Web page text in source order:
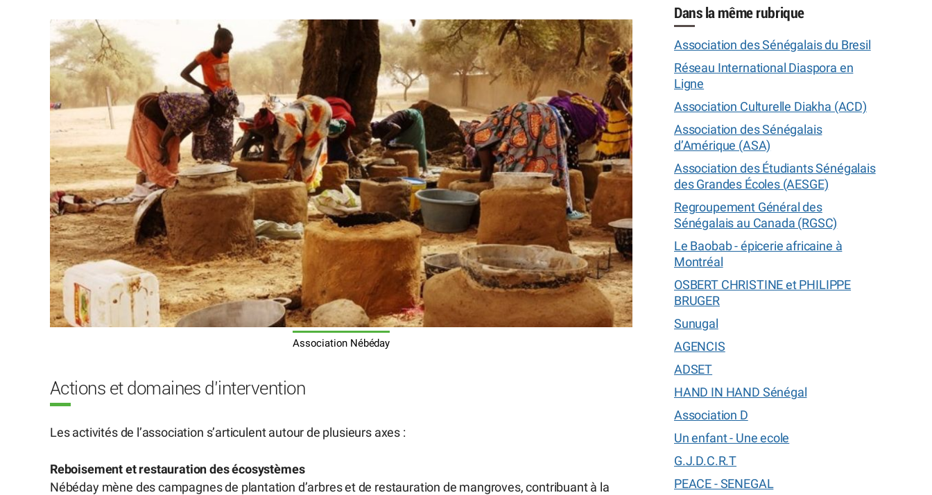
Association Nébéday
Actions et domaines d’intervention
Les activités de l’association s’articulent autour de plusieurs axes :
Reboisement et restauration des écosystèmes
Nébéday mène des campagnes de plantation d’arbres et de restauration de mangroves, contribuant à la
Dans la même rubrique
Association des Sénégalais du Bresil
Réseau International Diaspora en
Ligne
Association Culturelle Diakha (ACD)
Association des Sénégalais
d’Amérique (ASA)
Association des Étudiants Sénégalais
des Grandes Écoles (AESGE)
Regroupement Général des
Sénégalais au Canada (RGSC)
Le Baobab - épicerie africaine à
Montréal
OSBERT CHRISTINE et PHILIPPE
BRUGER
Sunugal
AGENCIS
ADSET
HAND IN HAND Sénégal
Association D
Un enfant - Une ecole
G.J.D.C.R.T
PEACE - SENEGAL